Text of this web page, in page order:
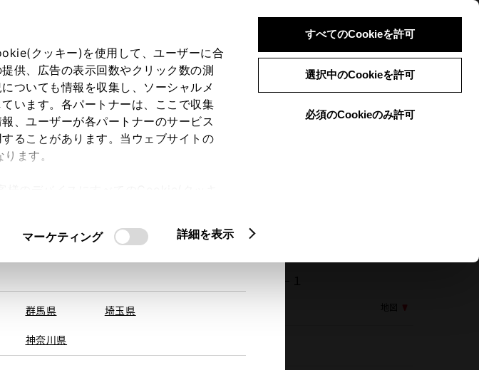
クッキー)を使用して、ユーザーに合
供、広告の表示回数やクリック数の測
ついても情報を収集し、ソーシャルメ
います。各パートナーは、ここで収集
、ユーザーが各パートナーのサービス
ることがあります。当ウェブサイトの
ます。
マーケティング 詳細を表示
すべてのCookieを許可
選択中のCookieを許可
必須のCookieのみ許可
ログイン 検索 メニュー
い。
札幌
宮城県 秋田県
群馬県 埼玉県
神奈川県
メニュー
に入り
電話